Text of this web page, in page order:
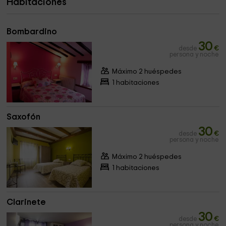
Habitaciones
Bombardino
desde 30 €
persona y noche
Máximo 2 huéspedes
1 habitaciones
Saxofón
desde 30 €
persona y noche
Máximo 2 huéspedes
1 habitaciones
Clarinete
desde 30 €